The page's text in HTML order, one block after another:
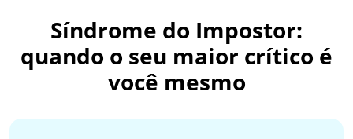
Síndrome do Impostor:
quando o seu maior crítico é
você mesmo